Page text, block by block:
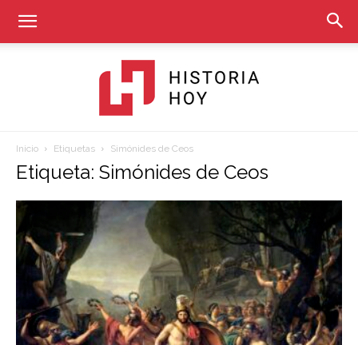
Historia
Inicio Etiquetas Simónides de Ceos
Etiqueta: Simónides de Ceos